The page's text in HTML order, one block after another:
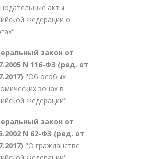
акты
Федерации о
закон от
N 116-ФЗ (ред. от
"Об особых
зонах в
Федерации"
закон от
N 62-ФЗ (ред. от
"О гражданстве